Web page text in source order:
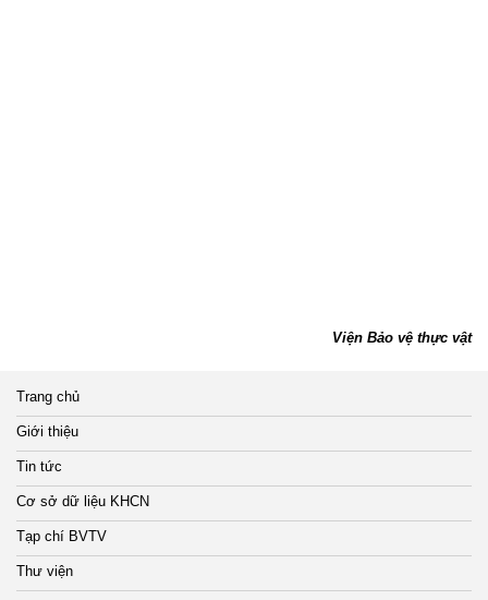
Viện Bảo vệ thực vật
Trang chủ
Giới thiệu
Tin tức
Cơ sở dữ liệu KHCN
Tạp chí BVTV
Thư viện